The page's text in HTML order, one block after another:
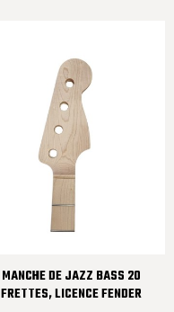
MANCHE DE JAZZ BASS 20
FRETTES, LICENCE FENDER